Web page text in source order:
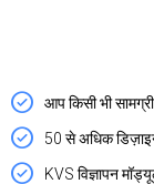
आप किसी भी
50 से अधिक
KVS विज्ञापन